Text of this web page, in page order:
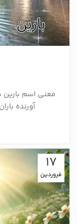
معنی اسم بارین
آورنده
17
فروردین